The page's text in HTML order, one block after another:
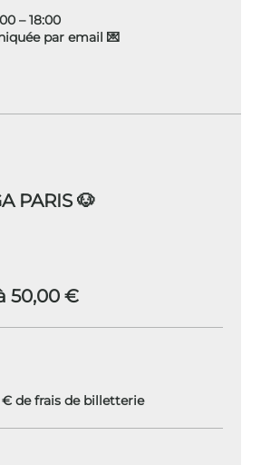
– 18:00
par email 💌
PARIS 🐶
50,00 €
€ de frais de billetterie